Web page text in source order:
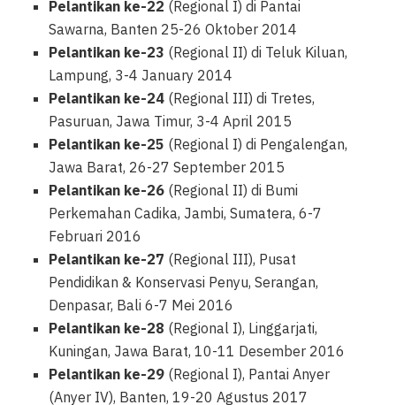
Pelantikan ke-22 (Regional I) di Pantai
Sawarna, Banten 25-26 Oktober 2014
Pelantikan ke-23 (Regional II) di Teluk Kiluan,
Lampung, 3-4 January 2014
Pelantikan ke-24 (Regional III) di Tretes,
Pasuruan, Jawa Timur, 3-4 April 2015
Pelantikan ke-25 (Regional I) di Pengalengan,
Jawa Barat, 26-27 September 2015
Pelantikan ke-26 (Regional II) di Bumi
Perkemahan Cadika, Jambi, Sumatera, 6-7
Februari 2016
Pelantikan ke-27 (Regional III), Pusat
Pendidikan & Konservasi Penyu, Serangan,
Denpasar, Bali 6-7 Mei 2016
Pelantikan ke-28 (Regional I), Linggarjati,
Kuningan, Jawa Barat, 10-11 Desember 2016
Pelantikan ke-29 (Regional I), Pantai Anyer
(Anyer IV), Banten, 19-20 Agustus 2017